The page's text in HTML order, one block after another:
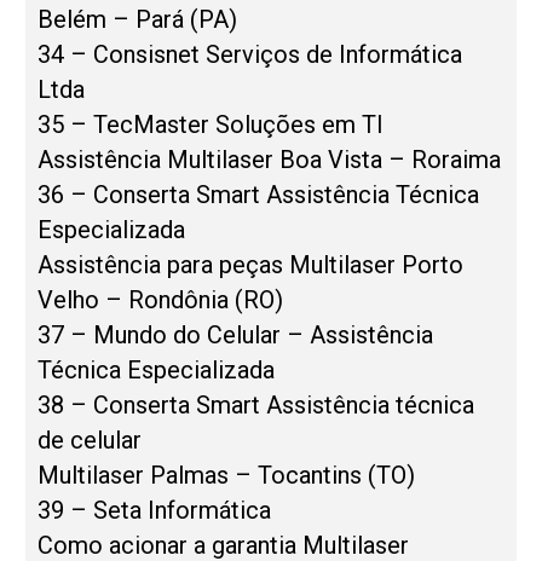
Belém – Pará (PA)
34 – Consisnet Serviços de Informática
Ltda
35 – TecMaster Soluções em TI
Assistência Multilaser Boa Vista – Roraima
36 – Conserta Smart Assistência Técnica
Especializada
Assistência para peças Multilaser Porto
Velho – Rondônia (RO)
37 – Mundo do Celular – Assistência
Técnica Especializada
38 – Conserta Smart Assistência técnica
de celular
Multilaser Palmas – Tocantins (TO)
39 – Seta Informática
Como acionar a garantia Multilaser